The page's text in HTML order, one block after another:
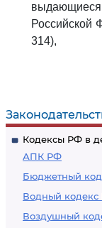
Кодексы РФ в
АПК РФ
Бюджетный
Водный
Воздушный
выдающиеся
Российской
314),